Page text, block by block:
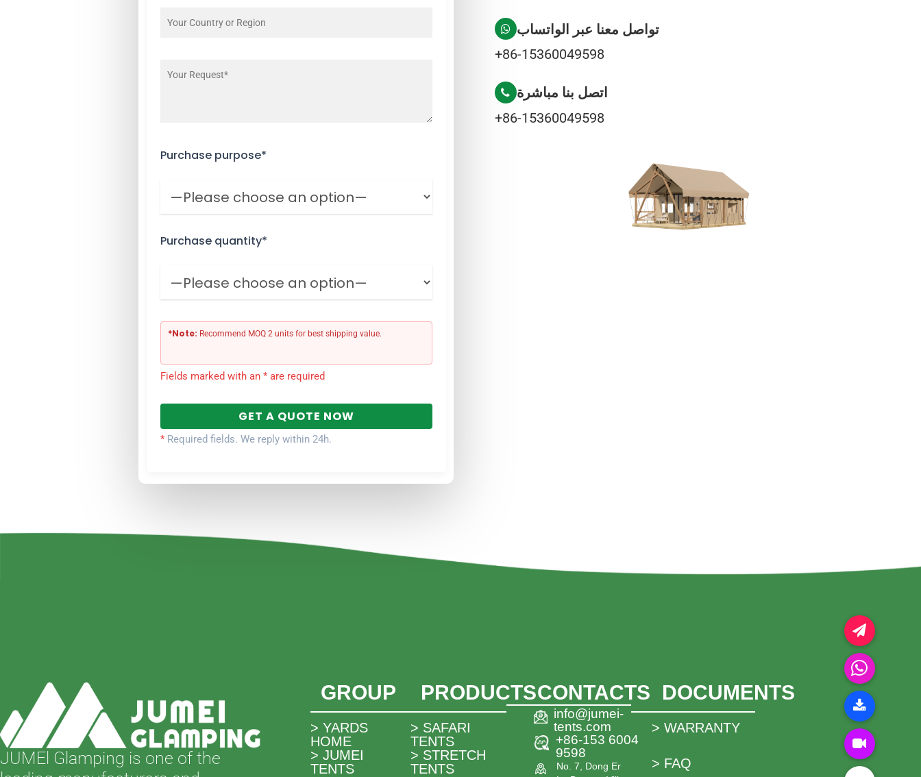
Purchase purpose*
Purchase quantity*
*Note: Recommend MOQ 2 units for best shipping value.
Fields marked with an * are required
*Required fields. We reply within 24h.
تواصل معنا عبر الواتساب
+86-15360049598
اتصل بنا مباشرة
+86-15360049598
JUMEl Glamping is one of the
GROUP
> YARDS
HOME
> JUMEI
TENTS
PRODUCTS
> SAFARI
TENTS
> STRETCH
TENTS
CONTACTS
info@jumei-
tents.com
+86-153 6004
9598
No. 7, Dong Er
DOCUMENTS
> WARRANTY
> FAQ